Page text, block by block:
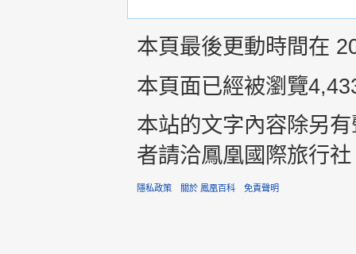
本頁最後更動時間在
本頁面已經被瀏覽
本站的文字內容除另
者請洽鳳凰國際旅行
隱私政策 關於 鳳凰百科 免責聲明